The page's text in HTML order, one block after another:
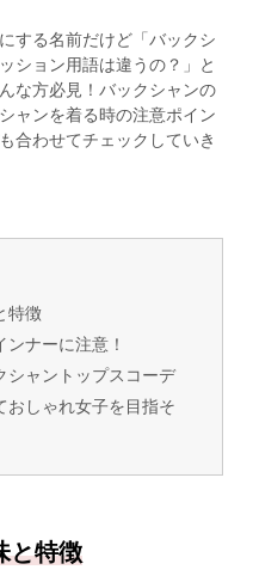
する名前だけど「バックシ
ション用語は違うの？」と
な方必見！バックシャンの
ャンを着る時の注意ポイン
合わせてチェックしていき
特徴
ナーに注意！
シャントップスコーデ
おしゃれ女子を目指そ
と特徴